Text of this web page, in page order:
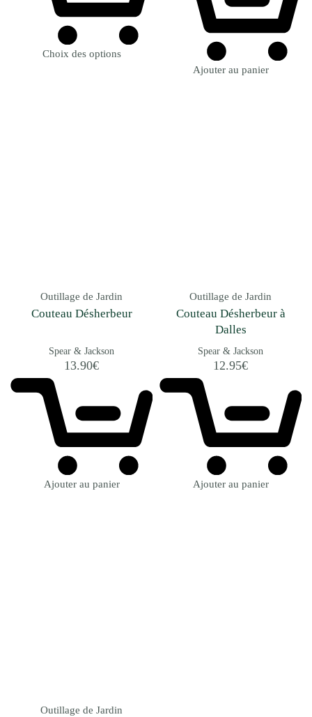
Choix des options
Ajouter au panier
Outillage de Jardin
Couteau Désherbeur
Spear & Jackson
13.90€
Ajouter au panier
Outillage de Jardin
Couteau Désherbeur à
Dalles
Spear & Jackson
12.95€
Ajouter au panier
Outillage de Jardin